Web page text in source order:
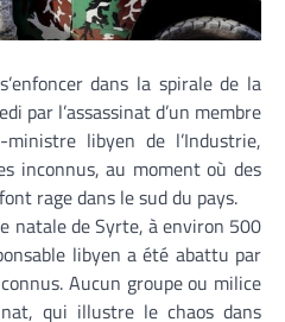
dans la spirale de la
par l’assassinat d’un membre
libyen de l’Industrie,
inconnus, au moment où des
rage dans le sud du pays.
natale de Syrte, à environ 500
libyen a été abattu par
Aucun groupe ou milice
qui illustre le chaos dans